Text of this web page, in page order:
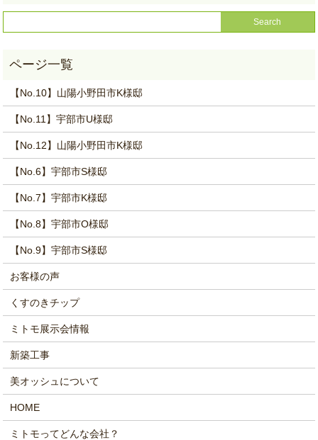
【No.10】山陽小野田市K様邸
【No.11】宇部市U様邸
【No.12】山陽小野田市K様邸
【No.6】宇部市S様邸
【No.7】宇部市K様邸
【No.8】宇部市O様邸
【No.9】宇部市S様邸
お客様の声
くすのきチップ
ミトモ展示会情報
新築工事
美オッシュについて
HOME
ミトモってどんな会社？